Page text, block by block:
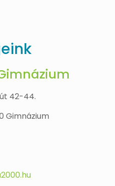
út 42-44.
Gimnázium